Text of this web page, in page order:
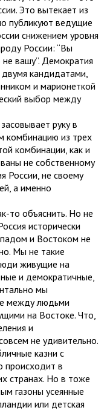
Это вытекает из
публикуют ведущие
снижением уровня
России: “Вы
вашу”. Демократия
кандидатами,
и марионеткой
выбор между
руку в
комбинацию из трех
комбинации, как и
не собственному
России, не своему
а именно
то объяснить. Но не
исторически
и Востоком не
Мы не такие
живущие на
и демократичные,
мы
между людьми
на Востоке. Что,
и
не удивительно.
казни с
происходит в
странах. Но в тоже
газоны усеянные
или детская